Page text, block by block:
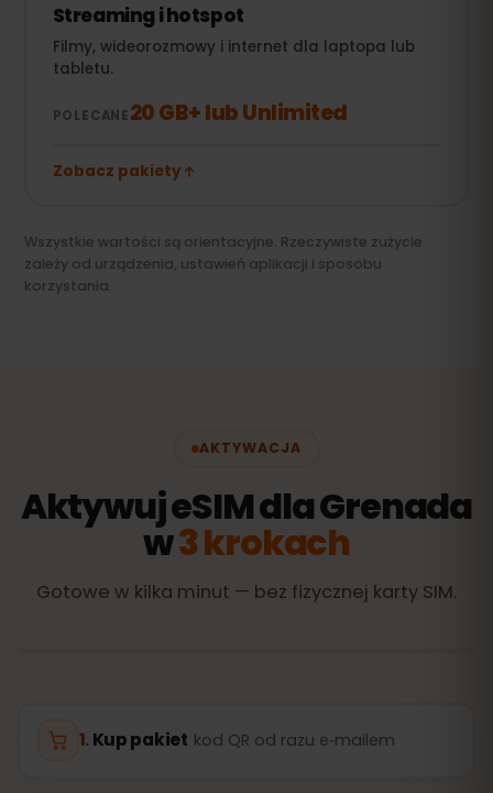
Streaming i hotspot
Filmy, wideorozmowy i internet dla laptopa lub
tabletu.
POLECANE20 GB+ lub Unlimited
Zobacz pakiety
Wszystkie wartości są orientacyjne. Rzeczywiste zużycie
zależy od urządzenia, ustawień aplikacji i sposobu
korzystania.
AKTYWACJA
Aktywuj eSIM dla Grenada
w3 krokach
Gotowe w kilka minut — bez fizycznej karty SIM.
Kup pakiet kod QR od razu e‑mailem